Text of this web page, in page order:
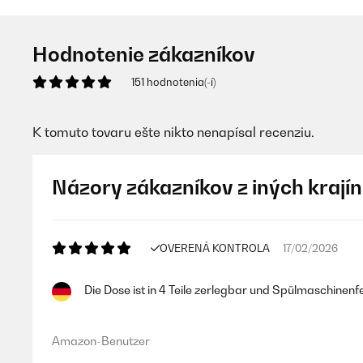
Hodnotenie zákazníkov
151 hodnotenia(-í)
K tomuto tovaru ešte nikto nenapísal recenziu.
Názory zákazníkov z iných krajín
OVERENÁ KONTROLA 17/02/2026
Die Dose ist in 4 Teile zerlegbar und
Amazon-Benutzer